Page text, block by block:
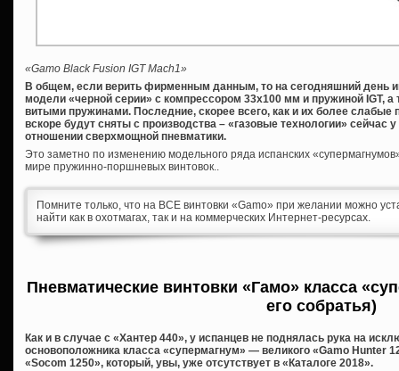
«Gamo Black Fusion IGT Mach1»
В общем, если верить фирменным данным, то на сегодняшний день
модели «черной серии» с компрессором 33х100 мм и пружиной IGT,
витыми пружинами. Последние, скорее всего, как и их более слабые
вскоре будут сняты с производства – «газовые технологии» сейчас
отношении сверхмощной пневматики.
Это заметно по изменению модельного ряда испанских
мире пружинно-поршневых винтовок..
Помните только, что на ВСЕ винтовки «Gamo» при желании можно
найти как в охотмагах, так и на коммерческих Интернет-ресурсах.
Пневматические винтовки «Гамо» класса
его собратья)
Как и в случае с «Хантер 440», у испанцев не поднялась рука на
основоположника класса «супермагнум» — великого «Gamo Hunter
«Socom 1250», который, увы, уже отсутствует в «Каталоге 2018».